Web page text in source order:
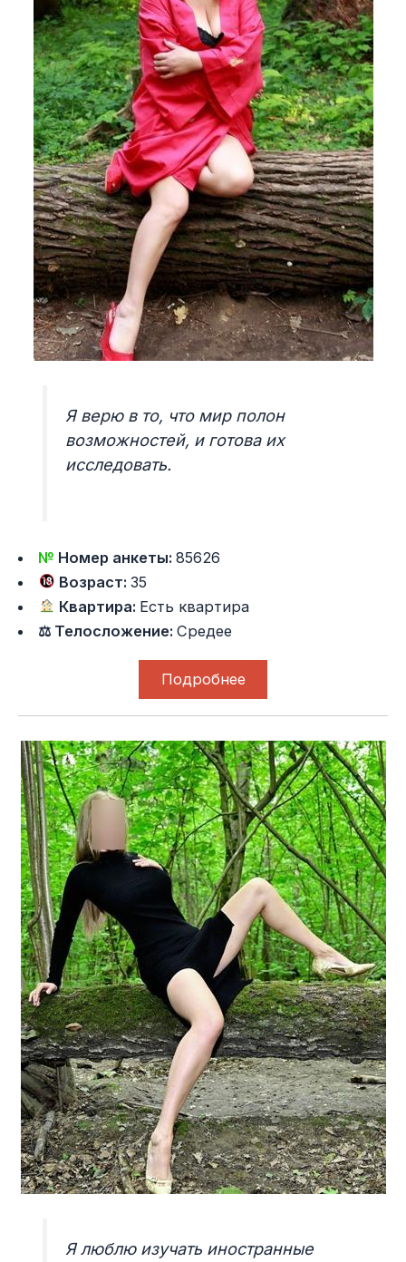
Я верю в то, что мир полон
возможностей, и готова их
исследовать.
№ Номер анкеты:85626
Возраст:35
Квартира: Есть квартира
⚖ Телосложение:Средее
Подробнее
Я люблю изучать иностранные